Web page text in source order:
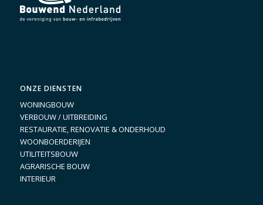
ONZE DIENSTEN
WONINGBOUW
VERBOUW / UITBREIDING
RESTAURATIE, RENOVATIE & ONDERHOUD
WOONBOERDERIJEN
UTILITEITSBOUW
AGRARISCHE BOUW
INTERIEUR